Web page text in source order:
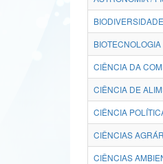
BIODIVERSIDADE
BIOTECNOLOGIA
CIÊNCIA DA
CIÊNCIA DE
CIÊNCIA
CIÊNCIAS
CIÊNCIAS